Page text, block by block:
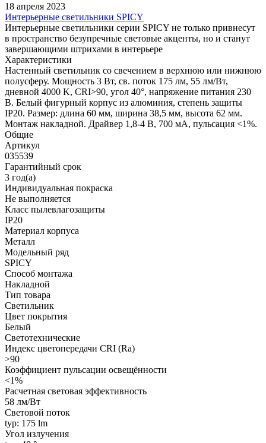
18 апреля 2023
Интерьерные светильники SPICY
Интерьерные светильники серии SPICY не только привнесут
в пространство безупречные световые акценты, но и станут
завершающими штрихами в интерьере
Характеристики
Настенный светильник со свечением в верхнюю или нижнюю
полусферу. Мощность 3 Вт, св. поток 175 лм, 55 лм/Вт,
дневной 4000 K, CRI>90, угол 40°, напряжение питания 230
В. Белый фигурный корпус из алюминия, степень защиты
IP20. Размер: длина 60 мм, ширина 38,5 мм, высота 62 мм.
Монтаж накладной. Драйвер 1,8-4 В, 700 мА, пульсация <1%.
Общие
Артикул
035539
Гарантийный срок
3 год(а)
Индивидуальная покраска
Не выполняется
Класс пылевлагозащиты
IP20
Материал корпуса
Металл
Модельный ряд
SPICY
Способ монтажа
Накладной
Тип товара
Светильник
Цвет покрытия
Белый
Светотехнические
Индекс цветопередачи CRI (Ra)
>90
Коэффициент пульсации освещённости
<1%
Расчетная световая эффективность
58 лм/Вт
Световой поток
typ: 175 lm
Угол излучения